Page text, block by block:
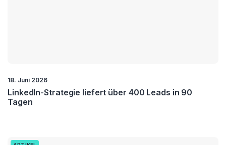
18. Juni 2026
LinkedIn-Strategie liefert über 400 Leads in 90
Tagen